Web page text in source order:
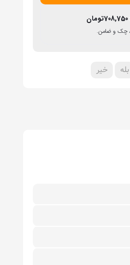
تومان708,750
بله خیر